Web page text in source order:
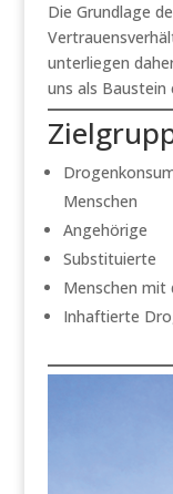
Die Grundlage
unterliegen
uns als
Menschen
Angehörige
Substituierte
Menschen mit
Inhaftierte